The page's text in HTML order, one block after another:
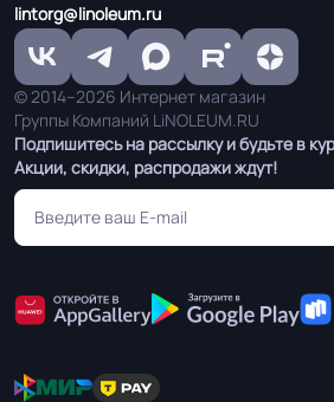
Подпишитесь на рассылку и будьте в
Акции, скидки, распродажи ждут!
lintorg@linoleum.ru
© 2014–2026 Интернет магазин
Группы Компаний LiNOLEUM.RU